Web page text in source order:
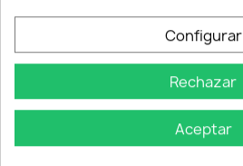
Atención profesional
Te ayudamos con cualquier duda
Detalles del producto
Configurar
Rechazar
Aceptar